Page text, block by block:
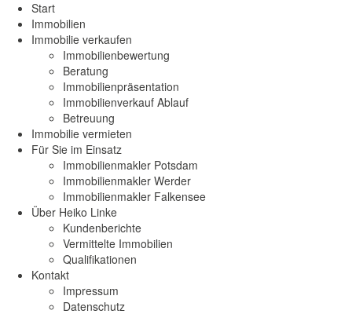
Start
Immobilien
Immobilie verkaufen
Immobilienbewertung
Beratung
Immobilienpräsentation
Immobilienverkauf Ablauf
Betreuung
Immobilie vermieten
Für Sie im Einsatz
Immobilienmakler Potsdam
Immobilienmakler Werder
Immobilienmakler Falkensee
Über Heiko Linke
Kundenberichte
Vermittelte Immobilien
Qualifikationen
Kontakt
Impressum
Datenschutz